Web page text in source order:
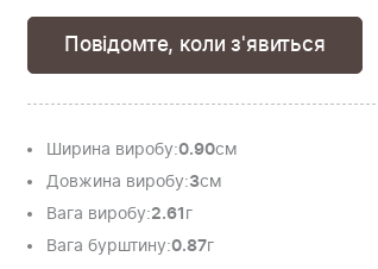
Повідомте, коли з'явиться
Ширина виробу:0.90см
Довжина виробу:3см
Вага виробу:2.61 г
Вага бурштину:0.87г